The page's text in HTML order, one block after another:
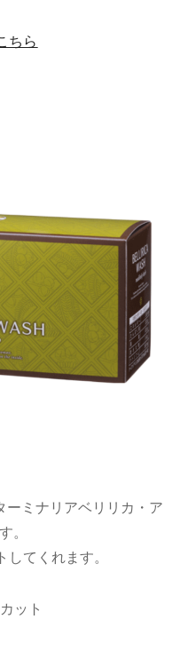
ちら
ーミナリアベリリカ・ア
。
してくれます。
ット